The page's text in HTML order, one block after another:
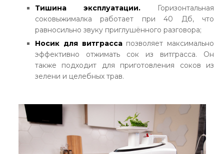
Тишина эксплуатации. Горизонтальная
соковыжималка работает при 40 Дб, что
равносильно звуку приглушённого разговора;
Носик для витграсса позволяет максимально
эффективно отжимать сок из витграсса. Он
также подходит для приготовления соков из
зелени и целебных трав.